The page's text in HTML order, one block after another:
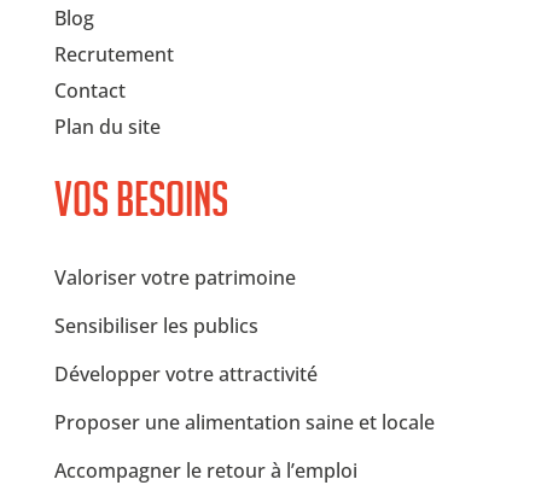
Blog
Recrutement
Contact
Plan du site
Vos besoins
Valoriser votre patrimoine
Sensibiliser les publics
Développer votre attractivité
Proposer une alimentation saine et locale
Accompagner le retour à l’emploi